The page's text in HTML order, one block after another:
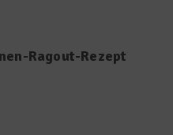
Ragout-Rezept